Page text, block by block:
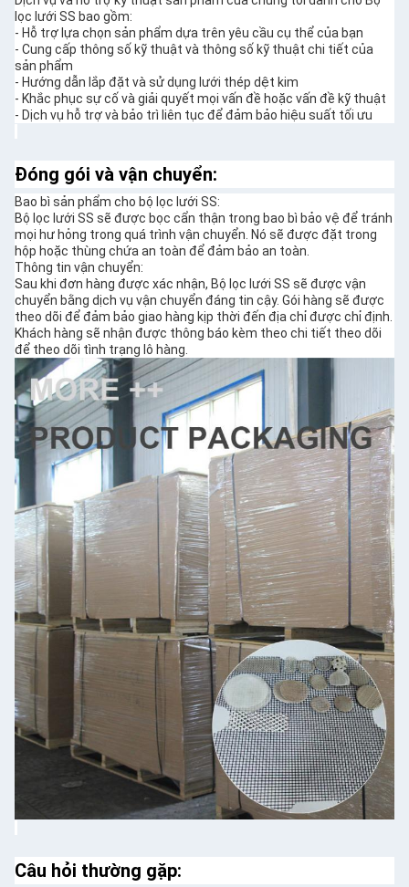
lọc lưới SS bao gồm:
- Hỗ trợ lựa chọn sản phẩm dựa trên yêu cầu cụ thể của bạn
- Cung cấp thông số kỹ thuật và thông số kỹ thuật chi tiết của
sản phẩm
- Hướng dẫn lắp đặt và sử dụng lưới thép dệt kim
- Khắc phục sự cố và giải quyết mọi vấn đề hoặc vấn đề kỹ thuật
- Dịch vụ hỗ trợ và bảo trì liên tục để đảm bảo hiệu suất tối ưu
Đóng gói và vận chuyển:
Bao bì sản phẩm cho bộ lọc lưới SS:
Bộ lọc lưới SS sẽ được bọc cẩn thận trong bao bì bảo vệ để tránh
mọi hư hỏng trong quá trình vận chuyển. Nó sẽ được đặt trong
hộp hoặc thùng chứa an toàn để đảm bảo an toàn.
Thông tin vận chuyển:
Sau khi đơn hàng được xác nhận, Bộ lọc lưới SS sẽ được vận
chuyển bằng dịch vụ vận chuyển đáng tin cậy. Gói hàng sẽ được
theo dõi để đảm bảo giao hàng kịp thời đến địa chỉ được chỉ định.
Khách hàng sẽ nhận được thông báo kèm theo chi tiết theo dõi
để theo dõi tình trạng lô hàng.
Câu hỏi thường gặp: